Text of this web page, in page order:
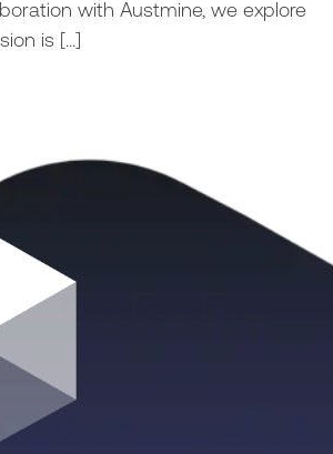
with Austmine, we explore
is […]